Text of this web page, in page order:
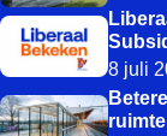
8 juli